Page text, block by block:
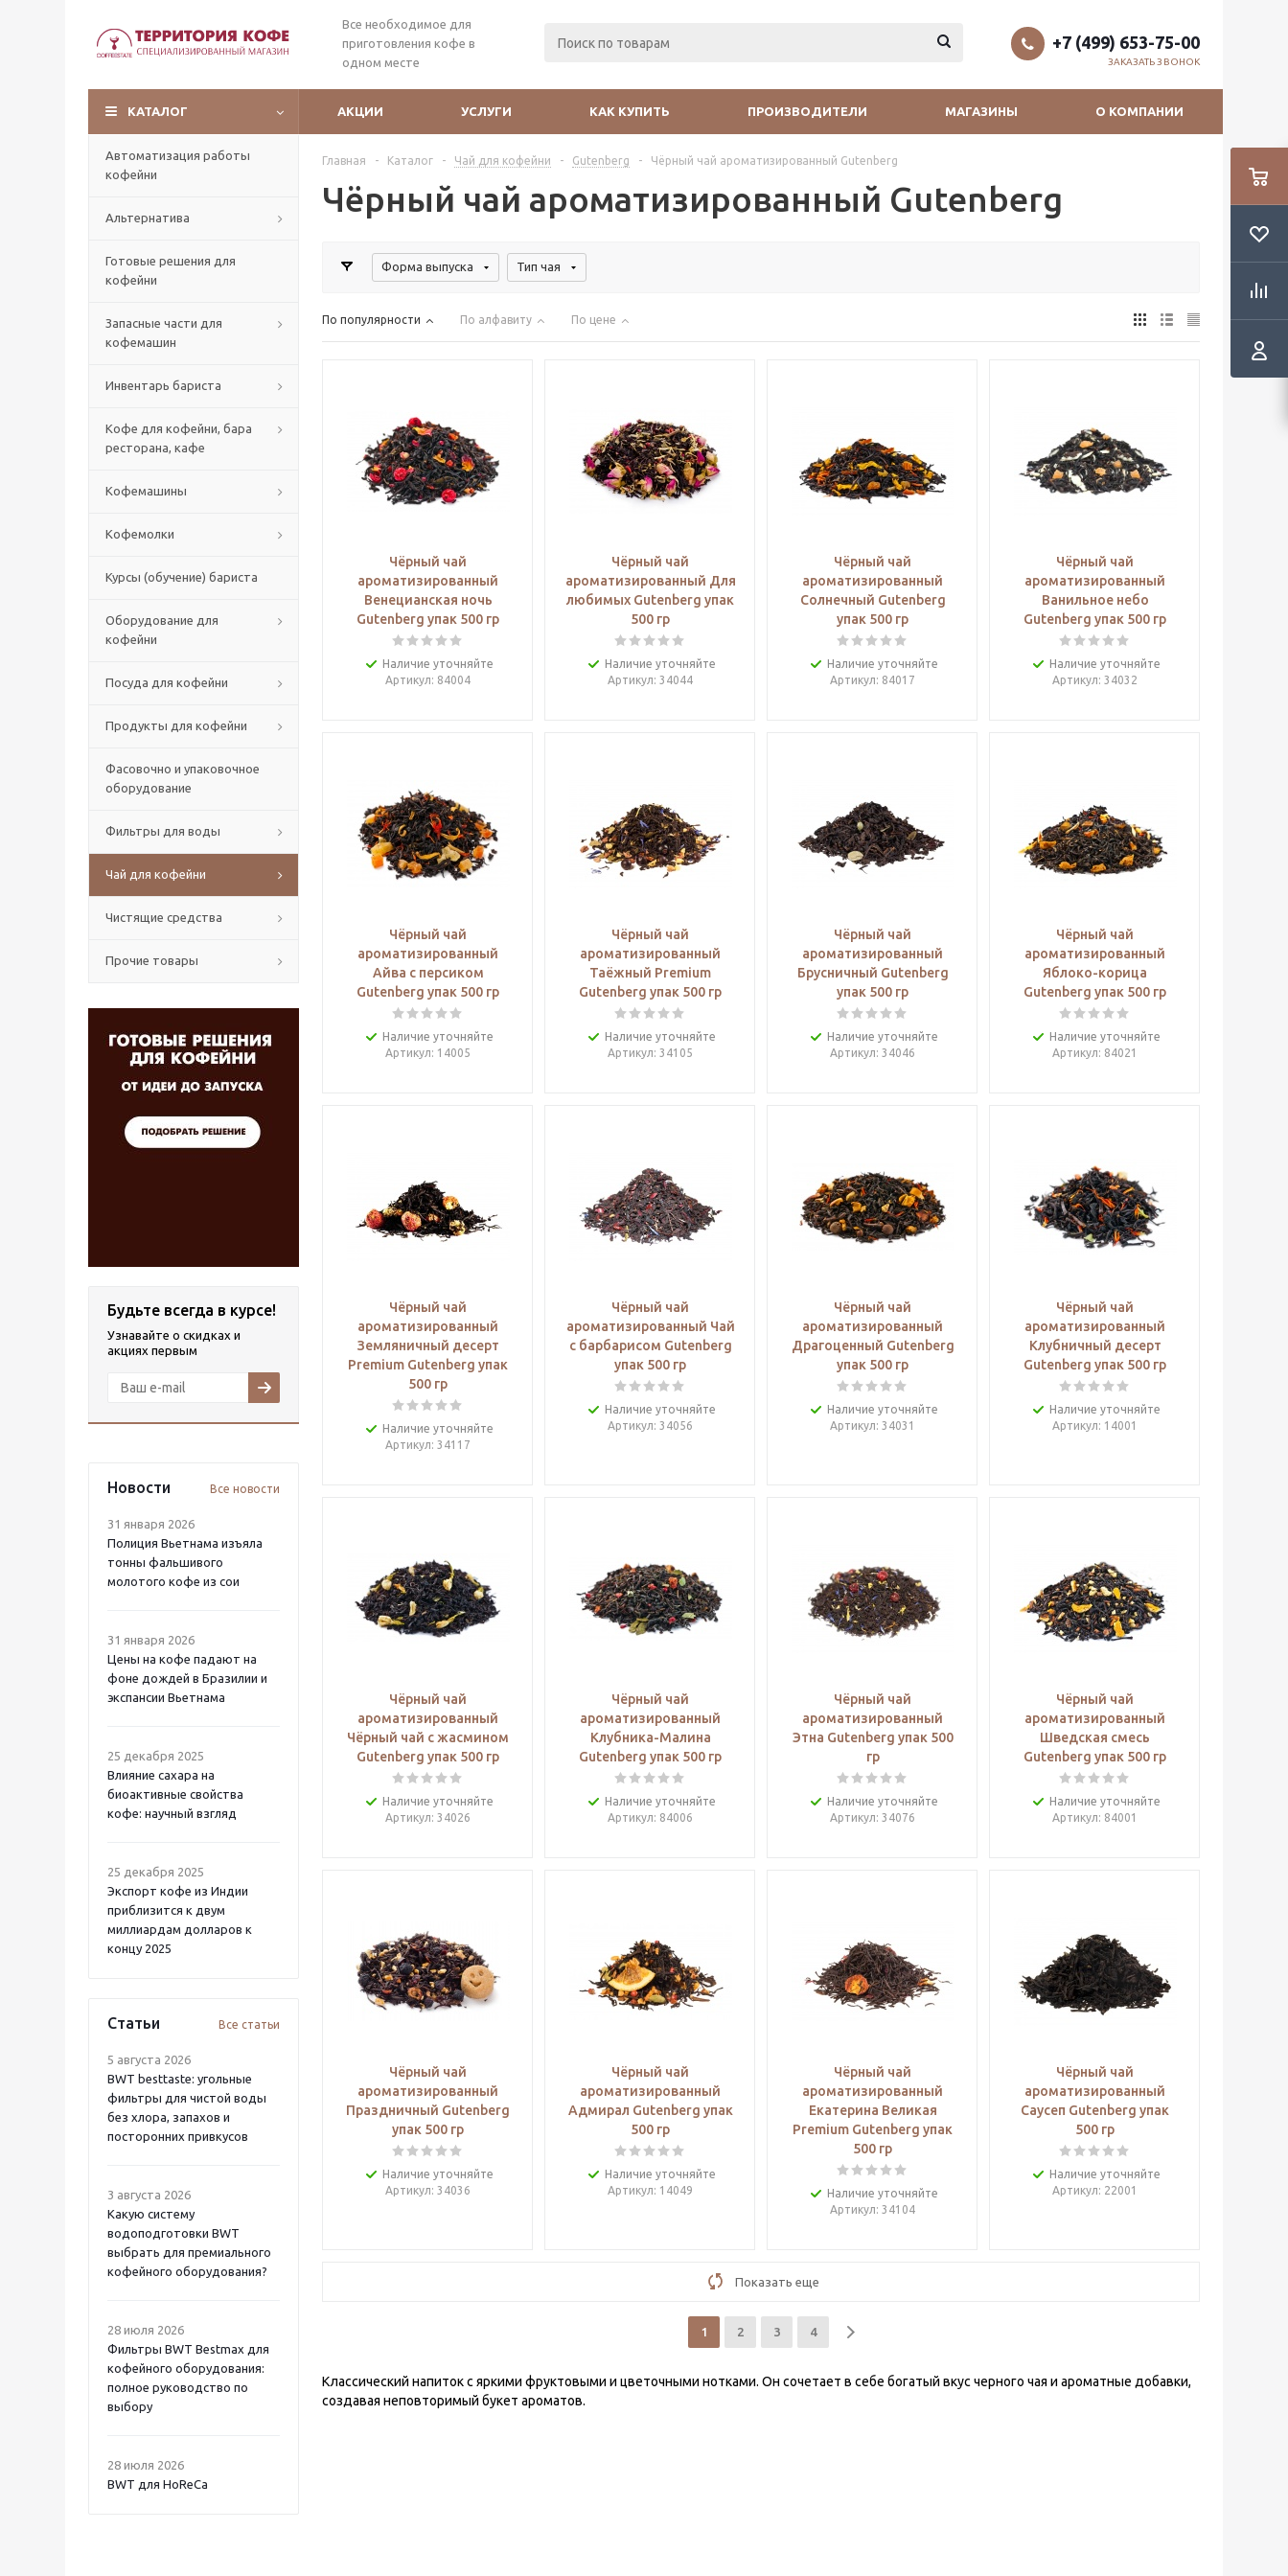
Все необходимое для
приготовления кофе в
одном месте
+7 (499) 653-75-00
ЗАКАЗАТЬ ЗВОНОК
КАТАЛОГ АКЦИИ УСЛУГИ КАК КУПИТЬ ПРОИЗВОДИТЕЛИ МАГАЗИНЫ О КОМПАНИИ
Автоматизация работы
кофейни
Альтернатива
Готовые решения для
кофейни
Запасные части для
кофемашин
Инвентарь бариста
Кофе для кофейни, бара
ресторана, кафе
Кофемашины
Кофемолки
Курсы (обучение) бариста
Оборудование для
кофейни
Посуда для кофейни
Продукты для кофейни
Фасовочно и упаковочное
оборудование
Фильтры для воды
Чай для кофейни
Чистящие средства
Прочие товары
Будьте всегда в курсе!
Узнавайте о скидках и
акциях первым
Новости Все новости
31 января 2026
Полиция Вьетнама изъяла
тонны фальшивого
молотого кофе из сои
31 января 2026
Цены на кофе падают на
фоне дождей в Бразилии и
экспансии Вьетнама
25 декабря 2025
Влияние сахара на
биоактивные свойства
кофе: научный взгляд
25 декабря 2025
Экспорт кофе из Индии
приблизится к двум
миллиардам долларов к
концу 2025
Статьи Все статьи
5 августа 2026
BWT besttaste: угольные
фильтры для чистой воды
без хлора, запахов и
посторонних привкусов
3 августа 2026
Какую систему
водоподготовки BWT
выбрать для премиального
кофейного оборудования?
28 июля 2026
Фильтры BWT Bestmax для
кофейного оборудования:
полное руководство по
выбору
28 июля 2026
BWT для HoReCa
Главная - Каталог - Чай для кофейни - Gutenberg - Чёрный чай ароматизированный Gutenberg
Чёрный чай ароматизированный Gutenberg
Форма выпуска Тип чая
По популярности По алфавиту По цене
Чёрный чай
ароматизированный
Венецианская ночь
Gutenberg упак 500 гр
Наличие уточняйте
Артикул: 84004
Чёрный чай
ароматизированный Для
любимых Gutenberg упак
500 гр
Наличие уточняйте
Артикул: 34044
Чёрный чай
ароматизированный
Солнечный Gutenberg
упак 500 гр
Наличие уточняйте
Артикул: 84017
Чёрный чай
ароматизированный
Ванильное небо
Gutenberg упак 500 гр
Наличие уточняйте
Артикул: 34032
Чёрный чай
ароматизированный
Айва с персиком
Gutenberg упак 500 гр
Наличие уточняйте
Артикул: 14005
Чёрный чай
ароматизированный
Таёжный Premium
Gutenberg упак 500 гр
Наличие уточняйте
Артикул: 34105
Чёрный чай
ароматизированный
Брусничный Gutenberg
упак 500 гр
Наличие уточняйте
Артикул: 34046
Чёрный чай
ароматизированный
Яблоко-корица
Gutenberg упак 500 гр
Наличие уточняйте
Артикул: 84021
Чёрный чай
ароматизированный
Земляничный десерт
Premium Gutenberg упак
500 гр
Наличие уточняйте
Артикул: 34117
Чёрный чай
ароматизированный Чай
с барбарисом Gutenberg
упак 500 гр
Наличие уточняйте
Артикул: 34056
Чёрный чай
ароматизированный
Драгоценный Gutenberg
упак 500 гр
Наличие уточняйте
Артикул: 34031
Чёрный чай
ароматизированный
Клубничный десерт
Gutenberg упак 500 гр
Наличие уточняйте
Артикул: 14001
Чёрный чай
ароматизированный
Чёрный чай с жасмином
Gutenberg упак 500 гр
Наличие уточняйте
Артикул: 34026
Чёрный чай
ароматизированный
Клубника-Малина
Gutenberg упак 500 гр
Наличие уточняйте
Артикул: 84006
Чёрный чай
ароматизированный
Этна Gutenberg упак 500
гр
Наличие уточняйте
Артикул: 34076
Чёрный чай
ароматизированный
Шведская смесь
Gutenberg упак 500 гр
Наличие уточняйте
Артикул: 84001
Чёрный чай
ароматизированный
Праздничный Gutenberg
упак 500 гр
Наличие уточняйте
Артикул: 34036
Чёрный чай
ароматизированный
Адмирал Gutenberg упак
500 гр
Наличие уточняйте
Артикул: 14049
Чёрный чай
ароматизированный
Екатерина Великая
Premium Gutenberg упак
500 гр
Наличие уточняйте
Артикул: 34104
Чёрный чай
ароматизированный
Саусеп Gutenberg упак
500 гр
Наличие уточняйте
Артикул: 22001
Показать еще
1 2 3 4
Классический напиток с яркими фруктовыми и цветочными нотками. Он сочетает в себе богатый вкус черного чая и ароматные добавки,
создавая неповторимый букет ароматов.